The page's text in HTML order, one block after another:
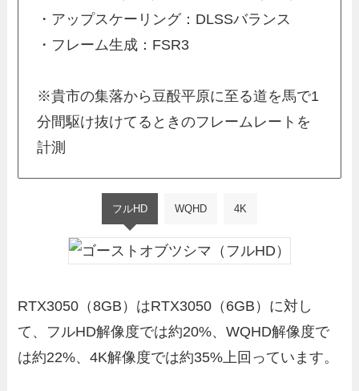
・アップスケーリング：DLSSバランス
・フレーム生成：FSR3
※貴市の集落から豆酘平原に至る道を馬で1
分間駆け抜けてるときのフレームレートを
計測
フルHD WQHD 4K
RTX3050（8GB）はRTX3050（6GB）に対し
て、フルHD解像度では約20%、WQHD解像度で
は約22%、4K解像度では約35%上回っています。